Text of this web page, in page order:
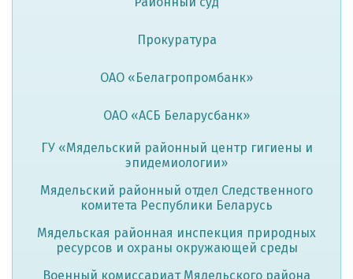
Прокуратура
ОАО «Белагропромбанк»
ОАО «АСБ Беларусбанк»
ГУ «Мядельский районный центр гигиены и
эпидемиологии»
Мядельский районный отдел Следственного
комитета Республики Беларусь
Мядельская районная инспекция природных
ресурсов и охраны окружающей среды
Военный комиссариат Мядельского района